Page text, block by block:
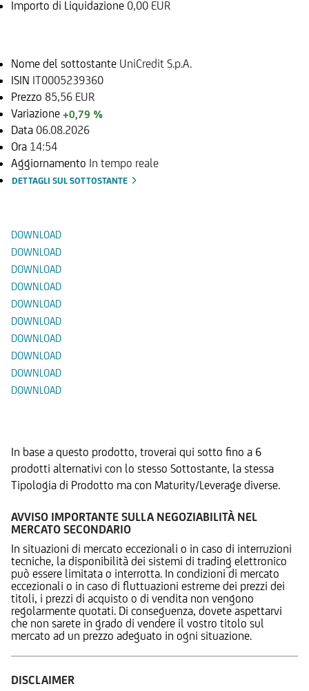
Importo di Liquidazione 0,00 EUR
Nome del sottostante UniCredit S.p.A.
ISIN IT0005239360
Prezzo 85,56 EUR
Variazione +0,79 %
Data 06.08.2026
Ora 14:54
Aggiornamento In tempo reale
DETTAGLI SUL SOTTOSTANTE
DOWNLOAD
DOWNLOAD
DOWNLOAD
DOWNLOAD
DOWNLOAD
DOWNLOAD
DOWNLOAD
DOWNLOAD
DOWNLOAD
DOWNLOAD
In base a questo prodotto, troverai qui sotto fino a 6
prodotti alternativi con lo stesso Sottostante, la stessa
Tipologia di Prodotto ma con Maturity/Leverage diverse.
AVVISO IMPORTANTE SULLA NEGOZIABILITÀ NEL
MERCATO SECONDARIO
In situazioni di mercato eccezionali o in caso di interruzioni
tecniche, la disponibilità dei sistemi di trading elettronico
può essere limitata o interrotta. In condizioni di mercato
eccezionali o in caso di fluttuazioni estreme dei prezzi dei
titoli, i prezzi di acquisto o di vendita non vengono
regolarmente quotati. Di conseguenza, dovete aspettarvi
che non sarete in grado di vendere il vostro titolo sul
mercato ad un prezzo adeguato in ogni situazione.
DISCLAIMER